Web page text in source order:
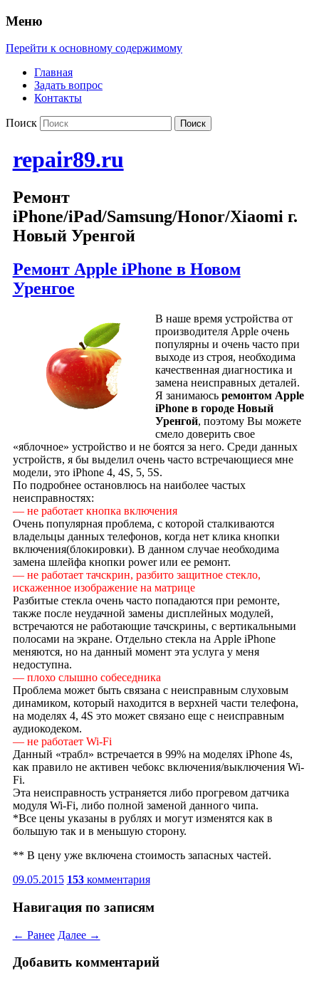
Меню
Перейти к основному содержимому
Главная
Задать вопрос
Контакты
Поиск
repair89.ru
Ремонт
iPhone/iPad/Samsung/Honor/Xiaomi г.
Новый Уренгой
Ремонт Apple iPhone в Новом
Уренгое
В наше время устройства от
производителя Apple очень
популярны и очень часто при
выходе из строя, необходима
качественная диагностика и
замена неисправных деталей.
Я занимаюсь ремонтом Apple
iPhone в городе Новый
Уренгой, поэтому Вы можете
смело доверить свое
«яблочное» устройство и не боятся за него. Среди данных
устройств, я бы выделил очень часто встречающиеся мне
модели, это iPhone 4, 4S, 5, 5S.
По подробнее остановлюсь на наиболее частых
неисправностях:
— не работает кнопка включения
Очень популярная проблема, с которой сталкиваются
владельцы данных телефонов, когда нет клика кнопки
включения(блокировки). В данном случае необходима
замена шлейфа кнопки power или ее ремонт.
— не работает тачскрин, разбито защитное стекло,
искаженное изображение на матрице
Разбитые стекла очень часто попадаются при ремонте,
также после неудачной замены дисплейных модулей,
встречаются не работающие тачскрины, с вертикальными
полосами на экране. Отдельно стекла на Apple iPhone
меняются, но на данный момент эта услуга у меня
недоступна.
— плохо слышно собеседника
Проблема может быть связана с неисправным слуховым
динамиком, который находится в верхней части телефона,
на моделях 4, 4S это может связано еще с неисправным
аудиокодеком.
— не работает Wi-Fi
Данный «трабл» встречается в 99% на моделях iPhone 4s,
как правило не активен чебокс включения/выключения Wi-
Fi.
Эта неисправность устраняется либо прогревом датчика
модуля Wi-Fi, либо полной заменой данного чипа.
*Все цены указаны в рублях и могут изменятся как в
большую так и в меньшую сторону.
** В цену уже включена стоимость запасных частей.
09.05.2015 153комментария
Навигация по записям
← Ранее Далее →
Добавить комментарий